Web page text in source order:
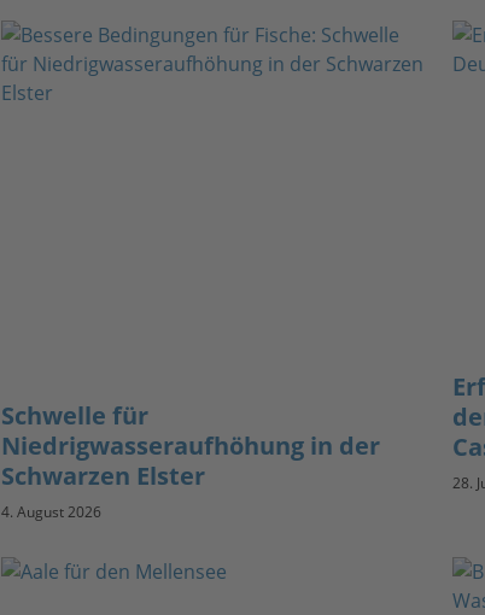
Schwelle für
Niedrigwasseraufhöhung in der
Schwarzen Elster
4. August 2026
28.